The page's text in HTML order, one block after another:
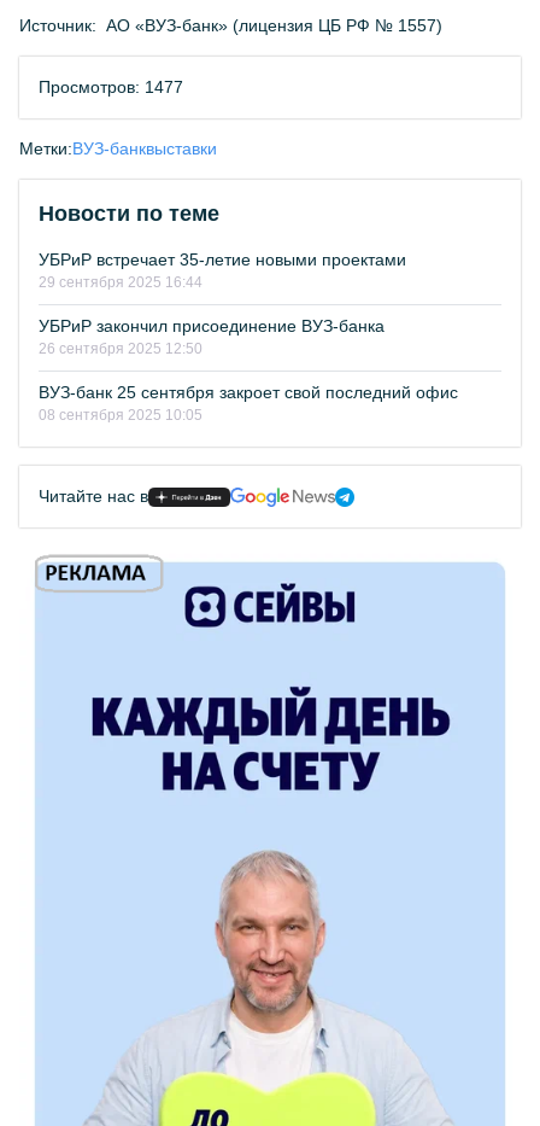
Источник: АО «ВУЗ-банк» (лицензия ЦБ РФ № 1557)
Просмотров: 1477
Метки:ВУЗ-банквыставки
Новости по теме
УБРиР встречает 35-летие новыми проектами
29 сентября 2025 16:44
УБРиР закончил присоединение ВУЗ-банка
26 сентября 2025 12:50
ВУЗ-банк 25 сентября закроет свой последний офис
08 сентября 2025 10:05
Читайте нас в